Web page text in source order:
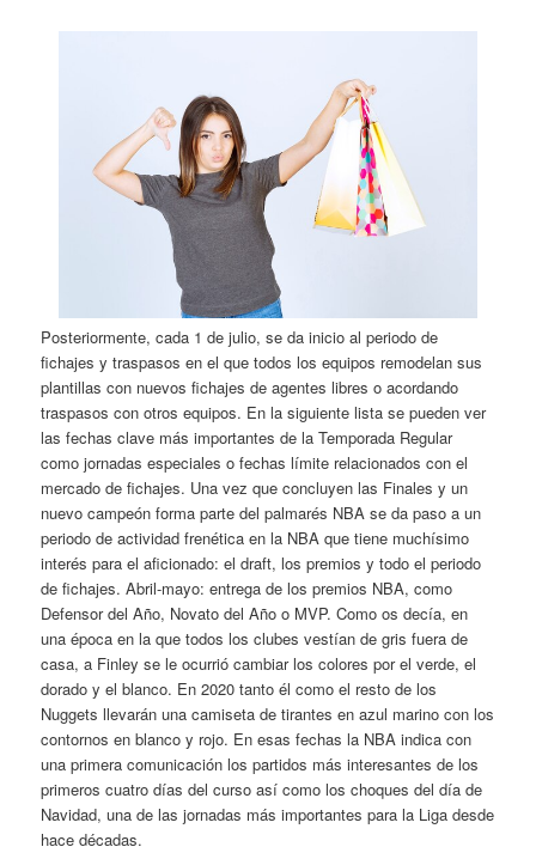
Posteriormente, cada 1 de julio, se da inicio al periodo de
fichajes y traspasos en el que todos los equipos remodelan sus
plantillas con nuevos fichajes de agentes libres o acordando
traspasos con otros equipos. En la siguiente lista se pueden ver
las fechas clave más importantes de la Temporada Regular
como jornadas especiales o fechas límite relacionados con el
mercado de fichajes. Una vez que concluyen las Finales y un
nuevo campeón forma parte del palmarés NBA se da paso a un
periodo de actividad frenética en la NBA que tiene muchísimo
interés para el aficionado: el draft, los premios y todo el periodo
de fichajes. Abril-mayo: entrega de los premios NBA, como
Defensor del Año, Novato del Año o MVP. Como os decía, en
una época en la que todos los clubes vestían de gris fuera de
casa, a Finley se le ocurrió cambiar los colores por el verde, el
dorado y el blanco. En 2020 tanto él como el resto de los
Nuggets llevarán una camiseta de tirantes en azul marino con los
contornos en blanco y rojo. En esas fechas la NBA indica con
una primera comunicación los partidos más interesantes de los
primeros cuatro días del curso así como los choques del día de
Navidad, una de las jornadas más importantes para la Liga desde
hace décadas.